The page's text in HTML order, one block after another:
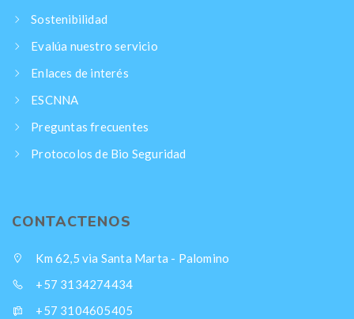
Sostenibilidad
Evalúa nuestro servicio
Enlaces de interés
ESCNNA
Preguntas frecuentes
Protocolos de Bio Seguridad
CONTACTENOS
Km 62,5 via Santa Marta - Palomino
+57 3134274434
+57 3104605405